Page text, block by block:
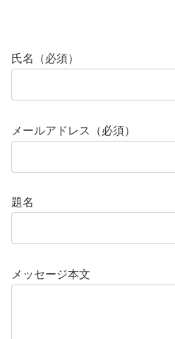
氏名（必須）
メールアドレス（必須）
題名
メッセージ本文